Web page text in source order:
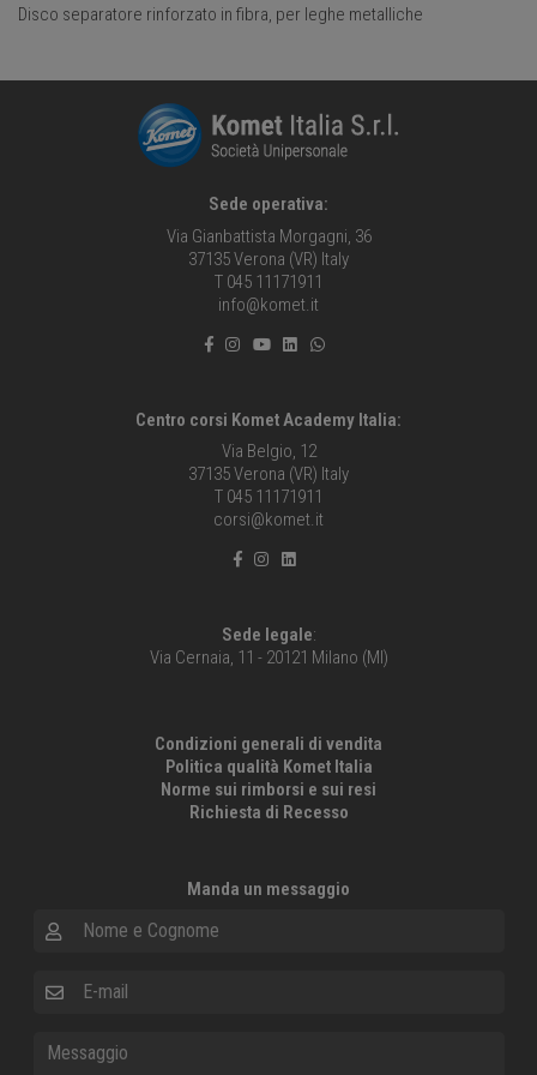
Disco separatore rinforzato in fibra, per leghe metalliche
Sede operativa:
Via Gianbattista Morgagni, 36
37135 Verona (VR) Italy
T 045 11171911
info@komet.it
Centro corsi Komet Academy Italia:
Via Belgio, 12
37135 Verona (VR) Italy
T 045 11171911
corsi@komet.it
Sede legale:
Via Cernaia, 11 - 20121 Milano (MI)
Condizioni generali di vendita
Politica qualità Komet Italia
Norme sui rimborsi e sui resi
Richiesta di Recesso
Manda un messaggio